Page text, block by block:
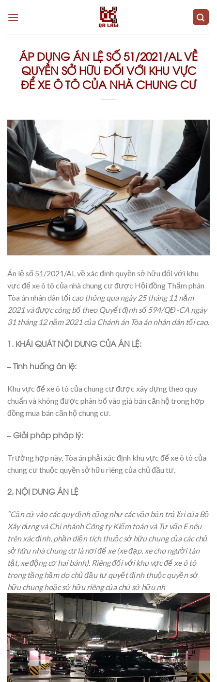
ÁP DỤNG ÁN LỆ SỐ 51/2021/AL VỀ
QUYỀN SỞ HỮU ĐỐI VỚI KHU VỰC
ĐỂ XE Ô TÔ CỦA NHÀ CHUNG CƯ
Án lệ số 51/2021/AL về xác định quyền sở hữu đối với khu
vực để xe ô tô của nhà chung cư được Hội đồng Thẩm phán
Tòa án nhân dân tối cao thông qua ngày 25 tháng 11 năm
2021 và được công bố theo Quyết định số 594/QĐ-CA ngày
31 tháng 12 năm 2021 của Chánh án Tòa án nhân dân tối cao.
1. KHÁI QUÁT NỘI DUNG CỦA ÁN LỆ:
– Tình huống án lệ:
Khu vực để xe ô tô của chung cư được xây dựng theo quy
chuẩn và không được phân bổ vào giá bán căn hộ trong hợp
đồng mua bán căn hộ chung cư.
– Giải pháp pháp lý:
Trường hợp này, Tòa án phải xác định khu vực để xe ô tô của
chung cư thuộc quyền sở hữu riêng của chủ đầu tư.
2. NỘI DUNG ÁN LỆ
“Căn cứ vào các quy định cũng như các văn bản trả lời của Bộ
Xây dựng và Chi nhánh Công ty Kiểm toán và Tư vấn E nêu
trên xác định, phần diện tích thuộc sở hữu chung của các chủ
sở hữu nhà chung cư là nơi để xe (xe đạp, xe cho người tàn
tật, xe động cơ hai bánh). Riêng đối với khu vực để xe ô tô
trong tầng hầm do chủ đầu tư quyết định thuộc quyền sở
hữu chung hoặc sở hữu riêng của chủ sở hữu nh